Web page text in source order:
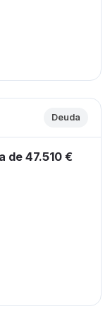
Deuda
de 47.510 €